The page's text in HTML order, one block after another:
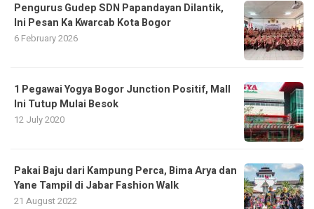
Pengurus Gudep SDN Papandayan Dilantik,
Ini Pesan Ka Kwarcab Kota Bogor
6 February 2026
1 Pegawai Yogya Bogor Junction Positif, Mall
Ini Tutup Mulai Besok
12 July 2020
Pakai Baju dari Kampung Perca, Bima Arya dan
Yane Tampil di Jabar Fashion Walk
21 August 2022